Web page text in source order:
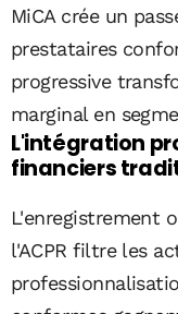
MiCA crée un
prestataires
progressive
marginal en
L'intégration
financiers
L'enregistrement
l'ACPR filtre les